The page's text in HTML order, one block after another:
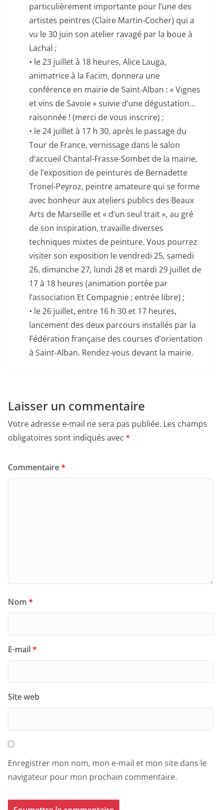
particulièrement importante pour l’une des
artistes peintres (Claire Martin-Cocher) qui a
vu le 30 juin son atelier ravagé par la boue à
Lachal ;
• le 23 juillet à 18 heures, Alice Lauga,
animatrice à la Facim, donnera une
conférence en mairie de Saint-Alban : « Vignes
et vins de Savoie » suivie d’une dégustation…
raisonnée ! (merci de vous inscrire) ;
• le 24 juillet à 17 h 30, après le passage du
Tour de France, vernissage dans le salon
d’accueil Chantal-Frasse-Sombet de la mairie,
de l’exposition de peintures de Bernadette
Tronel-Peyroz, peintre amateure qui se forme
avec bonheur aux ateliers publics des Beaux
Arts de Marseille et « d’un seul trait », au gré
de son inspiration, travaille diverses
techniques mixtes de peinture. Vous pourrez
visiter son exposition le vendredi 25, samedi
26, dimanche 27, lundi 28 et mardi 29 juillet de
17 à 18 heures (animation portée par
l’association Et Compagnie ; entrée libre) ;
• le 26 juillet, entre 16 h 30 et 17 heures,
lancement des deux parcours installés par la
Fédération française des courses d’orientation
à Saint-Alban. Rendez-vous devant la mairie.
Laisser un commentaire
Votre adresse e-mail ne sera pas publiée. Les champs
obligatoires sont indiqués avec *
Commentaire*
Nom *
E-mail*
Site web
Enregistrer mon nom, mon e-mail et mon site dans le
navigateur pour mon prochain commentaire.